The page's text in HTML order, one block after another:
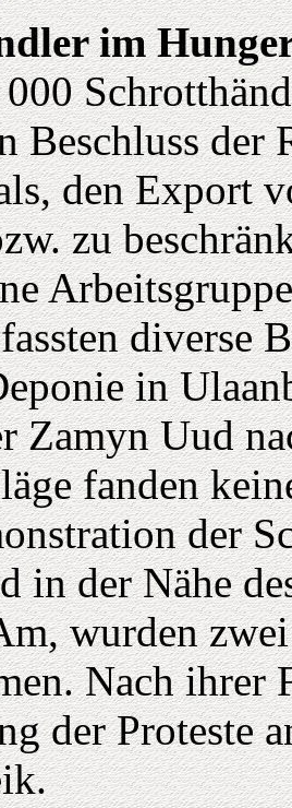
im
Beschluss der
den Export
zu
diverse
in
Zamyn Uud
fanden
der
in der Nähe
wurden
Nach ihrer
der Proteste